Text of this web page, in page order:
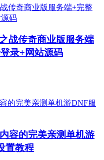
战传奇商业版服务端
录+网站源码
容的完美亲测单机游
置教程